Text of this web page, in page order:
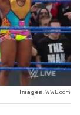
Imagen: WWE.com